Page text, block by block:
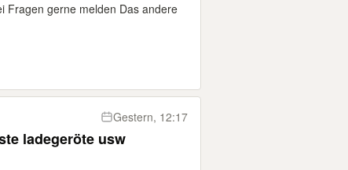
Fragen gerne melden Das andere
Gestern, 12:17
zu verschenken flohmarktkiste ladegeröte usw